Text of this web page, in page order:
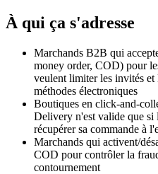
À qui ça s'adresse
Marchands B2B qui
money order, COD) pour
veulent limiter les invités
méthodes électroniques
Boutiques en click-and-
Delivery n'est valide que
récupérer sa commande à
Marchands qui activent/
COD pour contrôler la
contournement